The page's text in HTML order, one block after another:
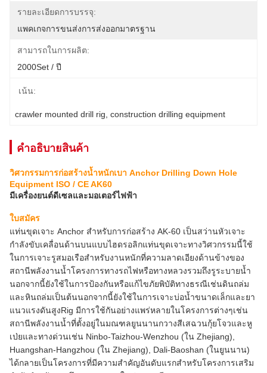
รายละเอียดการบรรจุ:
แพคเกจการขนส่งการส่งออกมาตรฐาน
สามารถในการผลิต:
2000Set / ปี
เน้น:
crawler mounted drill rig construction drilling equipment
คําอธิบายสินค้า
วิศวกรรมการก่อสร้างน้ำหนักเบา Anchor Drilling Down Hole
Equipment ISO / CE AK60
มีเครื่องยนต์ดีเซลและมอเตอร์ไฟฟ้า
ใบสมัคร
แท่นขุดเจาะ Anchor สำหรับการก่อสร้าง AK-60 เป็นสว่านหัวเจาะ
กำลังขับเคลื่อนด้านบนแบบไฮดรอลิกแท่นขุดเจาะทางวิศวกรรมนี้ใช้
ในการเจาะรูสมอเรือสำหรับงานหนักที่ความลาดเอียงด้านข้างของ
สถานีพลังงานน้ำโครงการทางรถไฟหรือทางหลวงรวมถึงรูระบายน้ำ
นอกจากนี้ยังใช้ในการป้องกันหรือแก้ไขภัยพิบัติทางธรณีเช่นดินถล่ม
และหินถล่มเป็นต้นนอกจากนี้ยังใช้ในการเจาะบ่อน้ำขนาดเล็กและยา
แนวแรงดันสูงRig มีการใช้กันอย่างแพร่หลายในโครงการต่างๆเช่น
สถานีพลังงานน้ำที่ตั้งอยู่ในมณฑลยูนนานกวางสีเสฉวนกุ้ยโจวและหู
เป่ยและทางด่วนเช่น Ninbo-Taizhou-Wenzhou (ใน Zhejiang),
Huangshan-Hangzhou (ใน Zhejiang), Dali-Baoshan (ในยูนนาน)
ได้กลายเป็นโครงการที่มีความสำคัญอันดับแรกสำหรับโครงการเสริม